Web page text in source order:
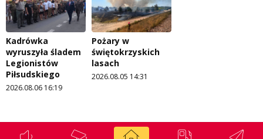
Kadrówka
wyruszyła śladem
Legionistów
Piłsudskiego
2026.08.06 16:19
Pożary w
świętokrzyskich
lasach
2026.08.05 14:31